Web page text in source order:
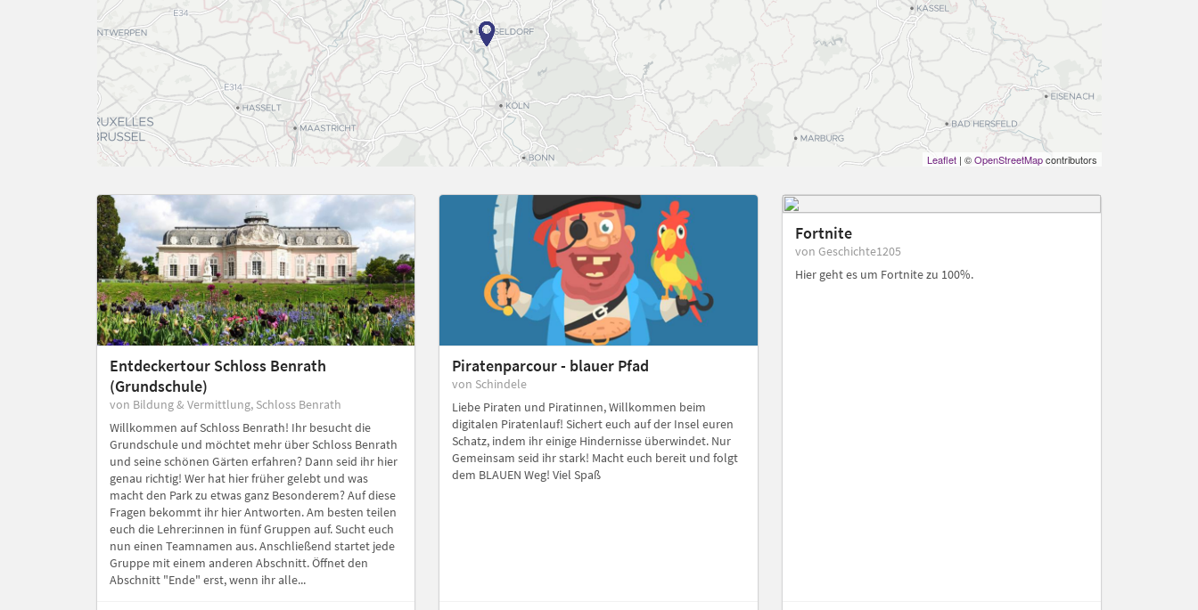
Leaflet| ©OpenStreetMapcontributors
Entdeckertour Schloss Benrath
(Grundschule)
von Bildung & Vermittlung, Schloss Benrath
Willkommen auf Schloss Benrath! Ihr besucht die
Grundschule und möchtet mehr über Schloss Benrath
und seine schönen Gärten erfahren? Dann seid ihr hier
genau richtig! Wer hat hier früher gelebt und was
macht den Park zu etwas ganz Besonderem? Auf diese
Fragen bekommt ihr hier Antworten. Am besten teilen
euch die Lehrer:innen in fünf Gruppen auf. Sucht euch
nun einen Teamnamen aus. Anschließend startet jede
Gruppe mit einem anderen Abschnitt. Öffnet den
Abschnitt "Ende" erst, wenn ihr alle...
Piratenparcour - blauer Pfad
von Schindele
Liebe Piraten und Piratinnen, Willkommen beim
digitalen Piratenlauf! Sichert euch auf der Insel euren
Schatz, indem ihr einige Hindernisse überwindet. Nur
Gemeinsam seid ihr stark! Macht euch bereit und folgt
dem BLAUEN Weg! Viel Spaß
Fortnite
von Geschichte1205
Hier geht es um Fortnite zu 100%.